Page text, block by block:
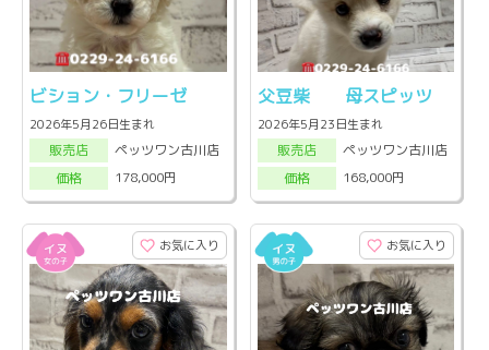
ビション・フリーゼ
2026年5月26日生まれ
販売店
ペッツワン古川店
価格
178,000円
父豆柴 母スピッツ
2026年5月23日生まれ
販売店
ペッツワン古川店
価格
168,000円
お気に入り お気に入り